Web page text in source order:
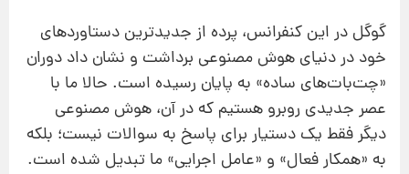
گوگل در این کنفرانس، پرده از جدیدترین دستاوردهای
خود در دنیای هوش مصنوعی برداشت و نشان داد دوران
«چت‌بات‌های ساده» به پایان رسیده است. حالا ما با
عصر جدیدی روبرو هستیم که در آن، هوش مصنوعی
دیگر فقط یک دستیار برای پاسخ به سوالات نیست؛ بلکه
به «همکار فعال» و «عامل اجرایی» ما تبدیل شده است.